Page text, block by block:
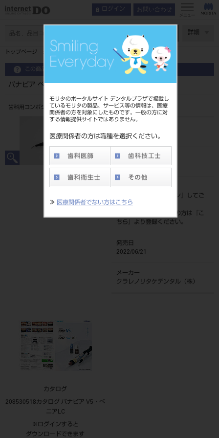
モリタのポータルサイト デンタルプラザで掲載し
ているモリタの製品、サービス等の情報は、医療
関係者の方を対象にしたものです。一般の方に対
する情報提供サイトではありません。
医療関係者の方は職種を選択ください。
≫ 医療関係者でない方はこちら
ログイン お問い合わせ
メニュー
詳細
トップページ パナビア ベニア LC ペースト（クリア）
この商品に関するお問い合わせ
パナビア ベニア LC ペースト（クリア）
歯科用コンポジットレジンセメント
202440506
JAN/EANコード
標準価格
ログイン
』してご
覧ください。
ネット会員登録がまだの方は『
こ
ちら
』より登録ください。
発売日
2022/06/21
メーカー
クラレノリタケデンタル（株）
カタログ
208530518カタログ パナビア V5・べ
ニアLC
※ログインすると
ダウンロードできます